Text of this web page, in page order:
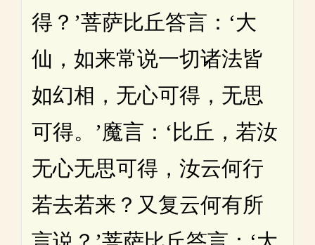
得？’菩萨比丘答言：‘大
仙，如来常说一切诸法皆
如幻相，无心可得，无思
可得。’魔言：‘比丘，若汝
无心无思可得，汝云何行
若去若来？又复云何有所